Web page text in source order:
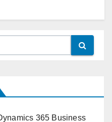
365 Business